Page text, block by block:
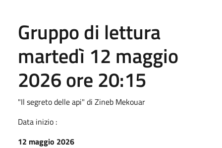
Gruppo di lettura
martedì 12 maggio
2026 ore 20:15
"Il segreto delle api" di Zineb Mekouar
Data inizio :
12 maggio 2026